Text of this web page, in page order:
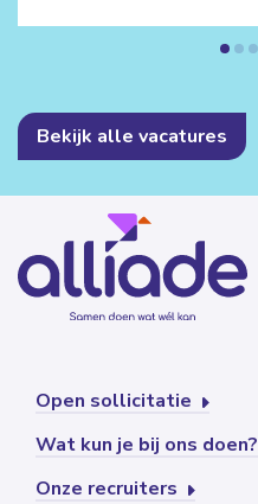
Bekijk alle vacatures
Open sollicitatie
Wat kun je bij ons doen?
Onze recruiters